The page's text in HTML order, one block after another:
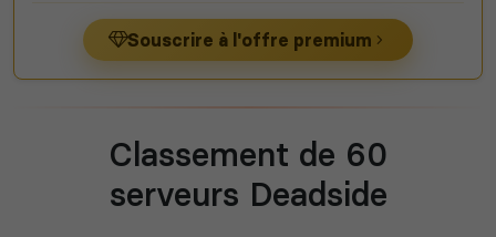
Souscrire à l'offre premium
Classement de 60
serveurs Deadside